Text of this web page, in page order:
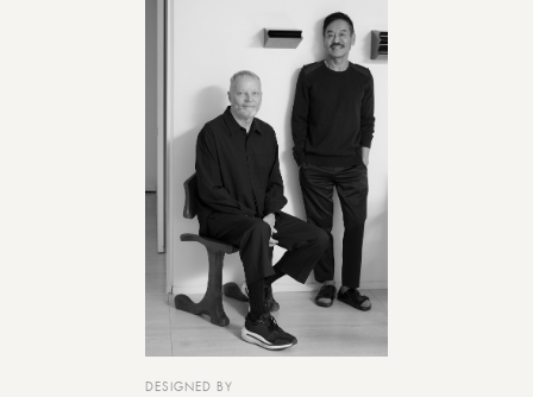
DESIGNED BY